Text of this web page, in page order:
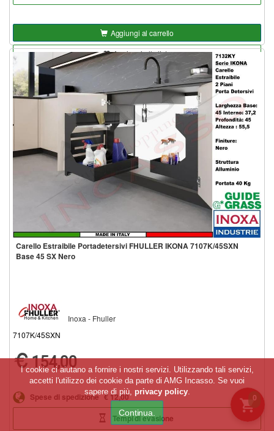
0
Aggiungi al carrello
Aggiungi alla lista
Carello Estraibile Portadetersivi FHULLER IKONA 7107K/45SXN
Base 45 SX Nero
Inoxa - Fhuller
7107K/45SXN
154,00
Spese di spedizione € 12,00
Tempi di evasione
I cookie ci aiutano a fornire i nostri servizi. Utilizzando tali servizi,
accetti l'utilizzo dei cookie da parte di AMG Incasso. Se vuoi
sapere di più, privacy policy.